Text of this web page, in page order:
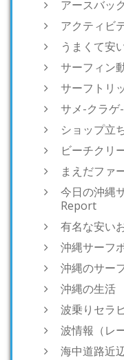
アースバッ
アクティビ
うまくて安
サーフィン
サーフトリ
サメ-クラゲ
ショップ立
ビーチクリ
まえだファ
今日の沖縄
Report
有名な安い
沖縄サーフ
沖縄のサー
沖縄の生活
波乗りセラ
波情報（レ
海中道路近